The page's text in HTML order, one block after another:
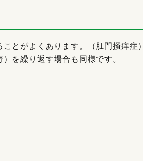
とがよくあります。（肛門掻痒症）
を繰り返す場合も同様です。